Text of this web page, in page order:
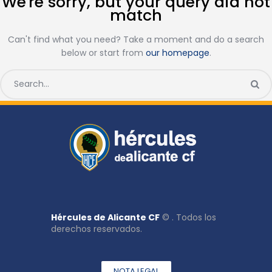
match
Can't find what you need? Take a moment and do a search
below or start from our homepage.
Hércules de Alicante CF © . Todos los
derechos reservados.